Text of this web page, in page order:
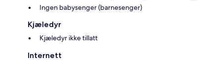
Ingen babysenger (barnesenger)
Kjæledyr
Kjæledyr ikke tillatt
Internett